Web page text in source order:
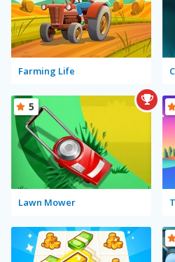
Farming Life
Lawn Mower
5